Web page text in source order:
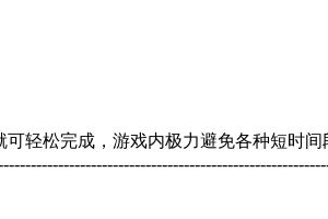
轻松完成，游戏内极力避免各种短时